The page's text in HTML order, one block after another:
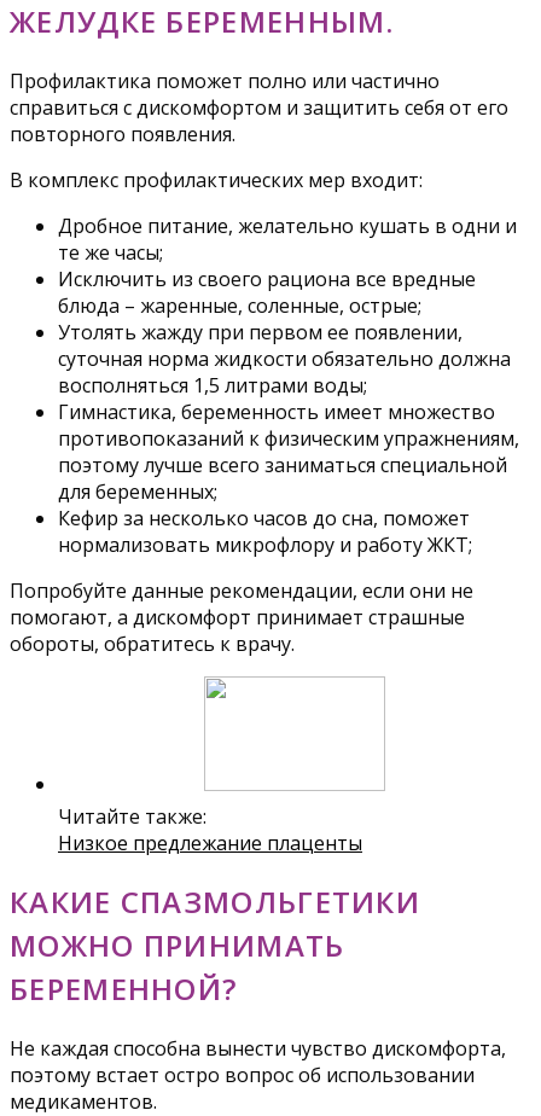
ЖЕЛУДКЕ БЕРЕМЕННЫМ.
Профилактика поможет полно или частично
справиться с дискомфортом и защитить себя от его
повторного появления.
В комплекс профилактических мер входит:
Дробное питание, желательно кушать в одни и
те же часы;
Исключить из своего рациона все вредные
блюда – жаренные, соленные, острые;
Утолять жажду при первом ее появлении,
суточная норма жидкости обязательно должна
восполняться 1,5 литрами воды;
Гимнастика, беременность имеет множество
противопоказаний к физическим упражнениям,
поэтому лучше всего заниматься специальной
для беременных;
Кефир за несколько часов до сна, поможет
нормализовать микрофлору и работу ЖКТ;
Попробуйте данные рекомендации, если они не
помогают, а дискомфорт принимает страшные
обороты, обратитесь к врачу.
Читайте также:
Низкое предлежание плаценты
КАКИЕ СПАЗМОЛЬГЕТИКИ
МОЖНО ПРИНИМАТЬ
БЕРЕМЕННОЙ?
Не каждая способна вынести чувство дискомфорта,
поэтому встает остро вопрос об использовании
медикаментов.